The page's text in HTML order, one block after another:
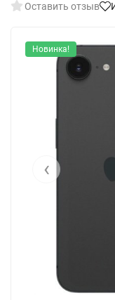
Оставить отзыв
Новинка!
‹